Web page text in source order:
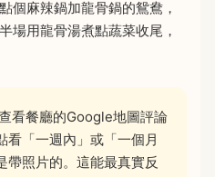
個麻辣鍋加龍骨鍋的鴛鴦，
場用龍骨湯煮點蔬菜收尾，
看餐廳的Google地圖評論
看「一週內」或「一個月
帶照片的。這能最真實反